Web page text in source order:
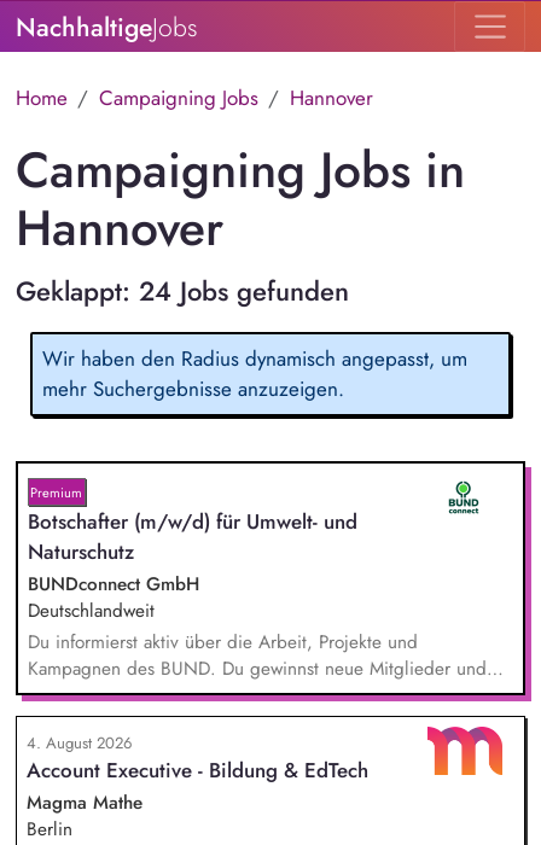
NachhaltigeJobs
Home Campaigning Jobs Hannover
Campaigning Jobs in
Hannover
Geklappt: 24 Jobs gefunden
Wir haben den Radius dynamisch angepasst, um
mehr Suchergebnisse anzuzeigen.
Premium
Botschafter (m/w/d) für Umwelt- und
Naturschutz
BUNDconnect GmbH
Deutschlandweit
Du informierst aktiv über die Arbeit, Projekte und
Kampagnen des BUND. Du gewinnst neue Mitglieder und
stärkst damit langfristig den Umwelt- und Naturschutz. Du
beantwortest Fragen zu Umwelt-, Arten- und Klimaschutz nach
bestem Wissen und Gewissen. Du unterstützt Kampagnen
und Aktionen, beispielsweise durch das Sammeln von
Unterschriften für Petitionen.
4. August 2026
Account Executive - Bildung & EdTech
Magma Mathe
Berlin